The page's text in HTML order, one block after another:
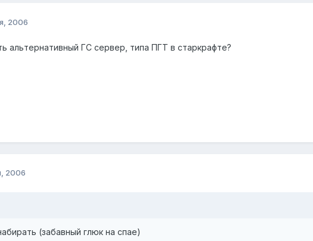
2006
альтернативный ГС сервер, типа ПГТ в старкрафте?
2006
(забавный глюк на спае)